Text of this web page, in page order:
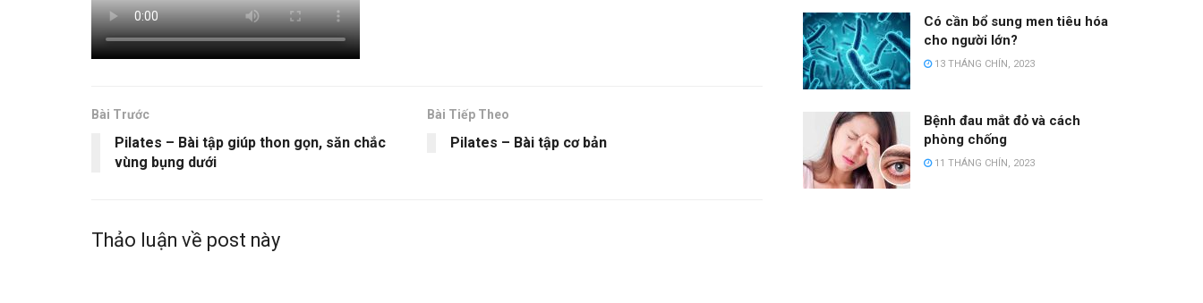
Bài Trước
Pilates – Bài tập giúp thon gọn, săn chắc
vùng bụng dưới
Bài Tiếp Theo
Pilates – Bài tập cơ bản
Thảo luận về post này
Có cần bổ sung men tiêu hóa
cho người lớn?
13 THÁNG CHÍN, 2023
Bệnh đau mắt đỏ và cách
phòng chống
11 THÁNG CHÍN, 2023